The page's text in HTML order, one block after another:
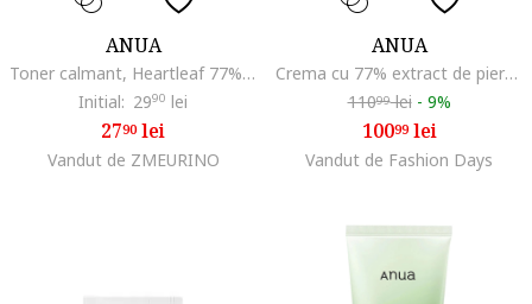
ANUA
Toner calmant, Heartleaf 77%, 40 ml
Initial: 2990 lei
2790lei
Vandut de ZMEURINO
ANUA
Crema cu 77% extract de piersica si niacinamide 50ml
11099lei - 9%
10099lei
Vandut de Fashion Days